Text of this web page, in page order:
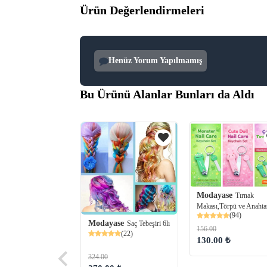
Ürün Değerlendirmeleri
Henüz Yorum Yapılmamış
Bu Ürünü Alanlar Bunları da Aldı
Modayase Saç Tebeşiri 6lı
(22)
324.00
Modayase Tırnak
Makası,Törpü ve
(94)
156.00
130.00 ₺